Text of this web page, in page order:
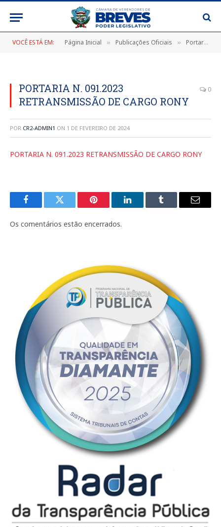
VOCÊ ESTÁ EM: Página Inicial » Publicações Oficiais » Portarias
PORTARIA N. 091.2023
RETRANSMISSÃO DE CARGO RONY
0
POR CR2-ADMIN1 ON 1 DE FEVEREIRO DE 2024
PORTARIA N. 091.2023 RETRANSMISSÃO DE CARGO RONY
FacebookTwitter Pinterest LinkedInTumblr
E-
Os comentários estão encerrados.